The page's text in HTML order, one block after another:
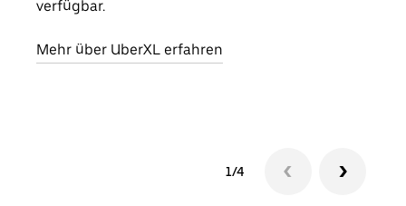
verfügbar.
Mehr über UberXL erfahren
1/4